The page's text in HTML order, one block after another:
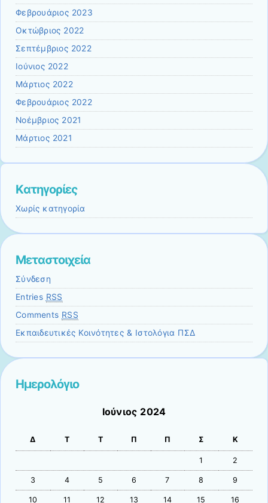
Φεβρουάριος 2023
Οκτώβριος 2022
Σεπτέμβριος 2022
Ιούνιος 2022
Μάρτιος 2022
Φεβρουάριος 2022
Νοέμβριος 2021
Μάρτιος 2021
Kατηγορίες
Χωρίς κατηγορία
Μεταστοιχεία
Σύνδεση
Entries RSS
Comments RSS
Εκπαιδευτικές Κοινότητες & Ιστολόγια ΠΣΔ
Ημερολόγιο
Ιούνιος 2024
Δ Τ Τ Π Π Σ Κ
1 2
3 4 5 6 7 8 9
10 11 12 13 14 15 16